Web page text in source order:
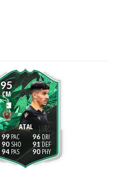
95
CM
ATAL
99
90
94
96
91
90